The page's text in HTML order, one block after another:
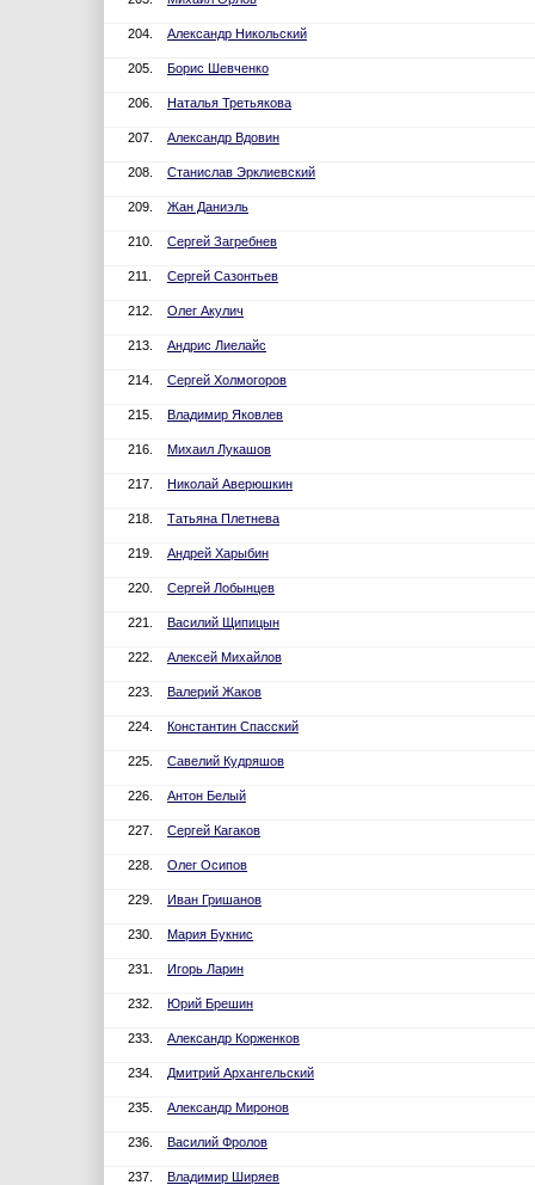
204. Александр Никольский
205. Борис Шевченко
206. Наталья Третьякова
207. Александр Вдовин
208. Станислав Эрклиевский
209. Жан Даниэль
210. Сергей Загребнев
211. Сергей Сазонтьев
212. Олег Акулич
213. Андрис Лиелайс
214. Сергей Холмогоров
215. Владимир Яковлев
216. Михаил Лукашов
217. Николай Аверюшкин
218. Татьяна Плетнева
219. Андрей Харыбин
220. Сергей Лобынцев
221. Василий Щипицын
222. Алексей Михайлов
223. Валерий Жаков
224. Константин Спасский
225. Савелий Кудряшов
226. Антон Белый
227. Сергей Кагаков
228. Олег Осипов
229. Иван Гришанов
230. Мария Букнис
231. Игорь Ларин
232. Юрий Брешин
233. Александр Корженков
234. Дмитрий Архангельский
235. Александр Миронов
236. Василий Фролов
237. Владимир Ширяев